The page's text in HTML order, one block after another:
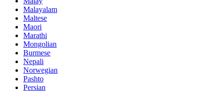
Malayalam
Maltese
Maori
Marathi
Mongolian
Burmese
Nepali
Norwegian
Pashto
Persian